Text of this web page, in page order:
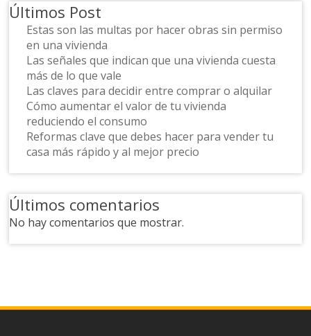
Últimos Post
Estas son las multas por hacer obras sin permiso
en una vivienda
Las señales que indican que una vivienda cuesta
más de lo que vale
Las claves para decidir entre comprar o alquilar
Cómo aumentar el valor de tu vivienda
reduciendo el consumo
Reformas clave que debes hacer para vender tu
casa más rápido y al mejor precio
Últimos comentarios
No hay comentarios que mostrar.